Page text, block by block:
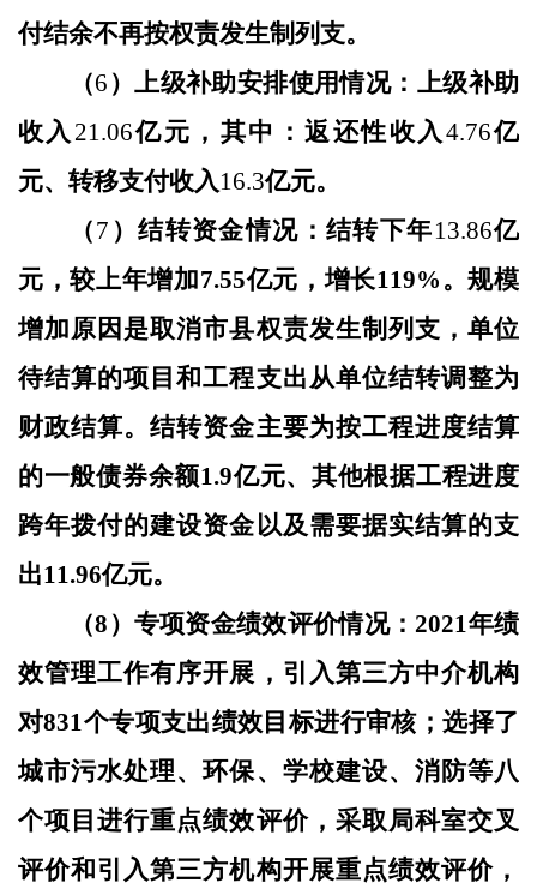
付结余不再按权责发生制列支。
（6 ）上级补助安排使用情况：上级补助
收入 21.06亿元，其中：返还性收入4.76亿
元、 转移支付收入16.3亿元。
（7 ）结转资金情况：结转下年13.86亿
元，较上年增加7.55亿元，增长119%。规模
增加原因是取消市县权责发生制列支，单位
待结算的项目和工程支出从单位结转调整为
财政结算。结转资金主要为按工程进度结算
的一般债券余额1.9亿元、其他根据工程进度
跨年拨付的建设资金以及需要据实结算的支
出11.96亿元。
（8）专项资金绩效评价情况：2021年绩
效管理工作有序开展，引入第三方中介机构
对831个专项支出绩效目标进行审核；选择了
城市污水处理、环保、学校建设、消防等八
个项目进行重点绩效评价，采取局科室交叉
评价和引入第三方机构开展重点绩效评价，